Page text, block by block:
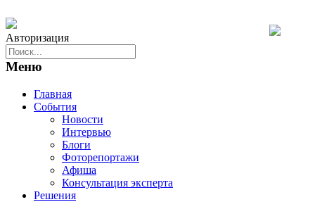
Авторизация
Меню
Главная
События
Новости
Интервью
Блоги
Фоторепортажи
Афиша
Консультация эксперта
Решения